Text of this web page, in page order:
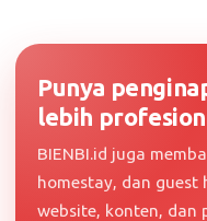
Punya
lebih
BIENBI.id juga
homestay, dan guest
website, konten, dan